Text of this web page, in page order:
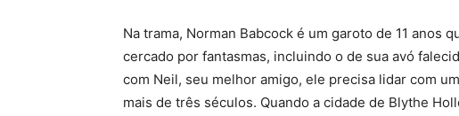
Na trama, Norman Babcock é um garoto de 11 anos
cercado por fantasmas, incluindo o de sua avó
com Neil, seu melhor amigo, ele precisa lidar com
mais de três séculos. Quando a cidade de Blythe